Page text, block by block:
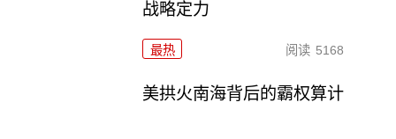
战略定力
最热 阅读 5168
美拱火南海背后的霸权算计